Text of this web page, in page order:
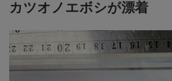
カツオノエボシが漂着